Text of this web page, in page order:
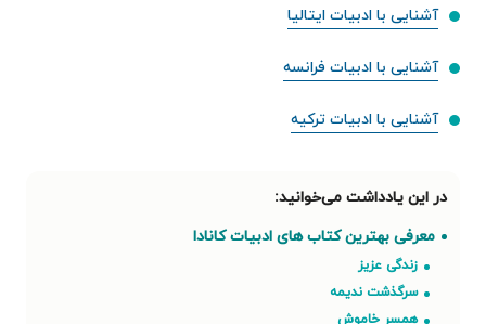
آشنایی با ادبیات ایتالیا
آشنایی با ادبیات فرانسه
آشنایی با ادبیات ترکیه
‌معرفی بهترین کتاب های ادبیات کانادا
زندگی عزیز
سرگذشت ندیمه
همسر خاموش